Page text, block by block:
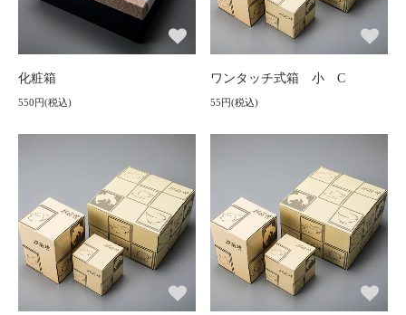
化粧箱
550円(税込)
ワンタッチ式箱 小 C
55円(税込)